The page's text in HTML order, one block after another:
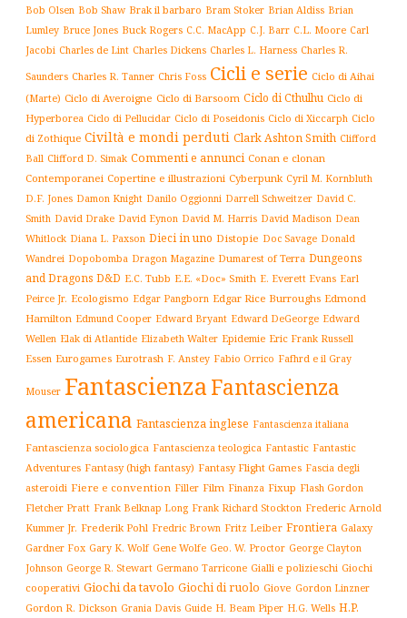
Bob Olsen Bob Shaw Brak il barbaro Bram Stoker Brian Aldiss Brian
Lumley Bruce Jones Buck Rogers C.C. MacApp C.J. Barr C.L. Moore Carl
Jacobi Charles de Lint Charles Dickens Charles L. Harness Charles R.
Saunders Charles R. Tanner Chris Foss Cicli e serie Ciclo di Aihai
(Marte) Ciclo di Averoigne Ciclo di Barsoom Ciclo di Cthulhu Ciclo di
Hyperborea Ciclo di Pellucidar Ciclo di Poseidonis Ciclo di Xiccarph Ciclo
di Zothique Civiltà e mondi perduti Clark Ashton Smith Clifford
Ball Clifford D. Simak Commenti e annunci Conan e clonan
Contemporanei Copertine e illustrazioni Cyberpunk Cyril M. Kornbluth
D.F. Jones Damon Knight Danilo Oggionni Darrell Schweitzer David C.
Smith David Drake David Eynon David M. Harris David Madison Dean
Whitlock Diana L. Paxson Dieci in uno Distopie Doc Savage Donald
Wandrei Dopobomba Dragon Magazine Dumarest of Terra Dungeons
and Dragons D&D E.C. Tubb E.E. «Doc» Smith E. Everett Evans Earl
Peirce Jr. Ecologismo Edgar Pangborn Edgar Rice Burroughs Edmond
Hamilton Edmund Cooper Edward Bryant Edward DeGeorge Edward
Wellen Elak di Atlantide Elizabeth Walter Epidemie Eric Frank Russell
Essen Eurogames Eurotrash F. Anstey Fabio Orrico Fafhrd e il Gray
Mouser FantascienzaFantascienza
americana Fantascienza inglese Fantascienza italiana
Fantascienza sociologica Fantascienza teologica Fantastic Fantastic
Adventures Fantasy (high fantasy) Fantasy Flight Games Fascia degli
asteroidi Fiere e convention Filler Film Finanza Fixup Flash Gordon
Fletcher Pratt Frank Belknap Long Frank Richard Stockton Frederic Arnold
Kummer Jr. Frederik Pohl Fredric Brown Fritz Leiber Frontiera Galaxy
Gardner Fox Gary K. Wolf Gene Wolfe Geo. W. Proctor George Clayton
Johnson George R. Stewart Germano Tarricone Gialli e polizieschi Giochi
cooperativi Giochi da tavolo Giochi di ruolo Giove Gordon Linzner
Gordon R. Dickson Grania Davis Guide H. Beam Piper H.G. Wells H.P.